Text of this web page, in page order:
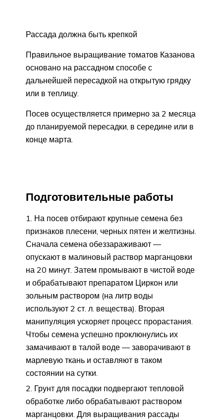
Рассада должна быть крепкой
Правильное выращивание томатов Казанова
основано на рассадном способе с
дальнейшей пересадкой на открытую грядку
или в теплицу.
Посев осуществляется примерно за 2 месяца
до планируемой пересадки, в середине или в
конце марта.
Подготовительные работы
На посев отбирают крупные семена без
признаков плесени, черных пятен и желтизны.
Сначала семена обеззараживают —
опускают в малиновый раствор марганцовки
на 20 минут. Затем промывают в чистой воде
и обрабатывают препаратом Циркон или
зольным раствором (на литр воды
используют 2 ст. л. вещества). Вторая
манипуляция ускоряет процесс прорастания.
Чтобы семена успешно проклюнулись их
замачивают в талой воде — заворачивают в
марлевую ткань и оставляют в таком
состоянии на сутки.
Грунт для посадки подвергают тепловой
обработке либо обрабатывают раствором
марганцовки. Для выращивания рассады